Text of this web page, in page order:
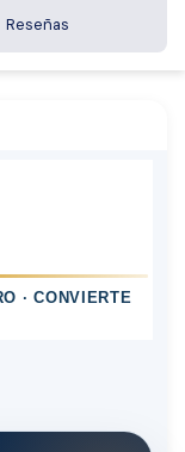
Reseñas
· CONVIERTE